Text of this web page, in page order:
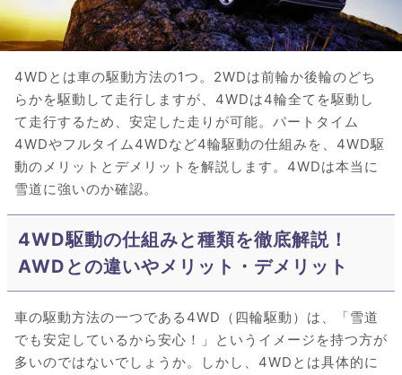
4WDとは車の駆動方法の1つ。2WDは前輪か後輪のどち
らかを駆動して走行しますが、4WDは4輪全てを駆動し
て走行するため、安定した走りが可能。パートタイム
4WDやフルタイム4WDなど4輪駆動の仕組みを、4WD駆
動のメリットとデメリットを解説します。4WDは本当に
雪道に強いのか確認。
4WD駆動の仕組みと種類を徹底解説！
AWDとの違いやメリット・デメリット
車の駆動方法の一つである4WD（四輪駆動）は、「雪道
でも安定しているから安心！」というイメージを持つ方が
多いのではないでしょうか。しかし、4WDとは具体的に